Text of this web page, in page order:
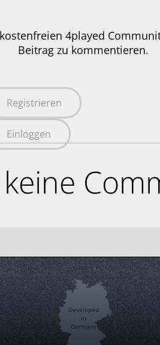
4played
Beitrag zu kommentieren.
Registrieren
Einloggen
Developed
in
Germany